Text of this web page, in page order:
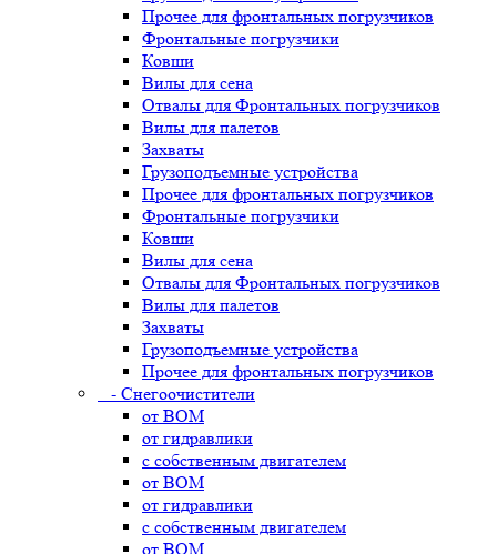
Прочее для фронтальных погрузчиков
Фронтальные погрузчики
Ковши
Вилы для сена
Отвалы для Фронтальных погрузчиков
Вилы для палетов
Захваты
Грузоподъемные устройства
Прочее для фронтальных погрузчиков
Фронтальные погрузчики
Ковши
Вилы для сена
Отвалы для Фронтальных погрузчиков
Вилы для палетов
Захваты
Грузоподъемные устройства
Прочее для фронтальных погрузчиков
- Снегоочистители
от ВОМ
от гидравлики
с собственным двигателем
от ВОМ
от гидравлики
с собственным двигателем
от ВОМ